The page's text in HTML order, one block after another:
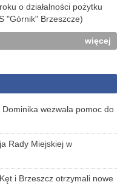
o działalności pożytku
"Górnik" Brzeszcze)
więcej
wezwała pomoc do
Rady Miejskiej w
i Brzeszcz otrzymali nowe